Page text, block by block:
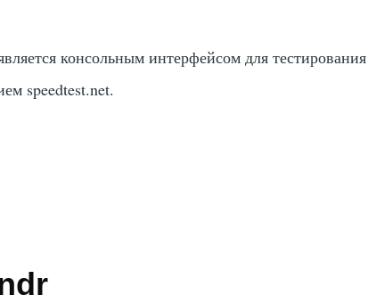
консольным интерфейсом для
speedtest.net.